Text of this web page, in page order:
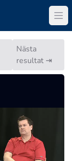
Nästa
resultat ⇥